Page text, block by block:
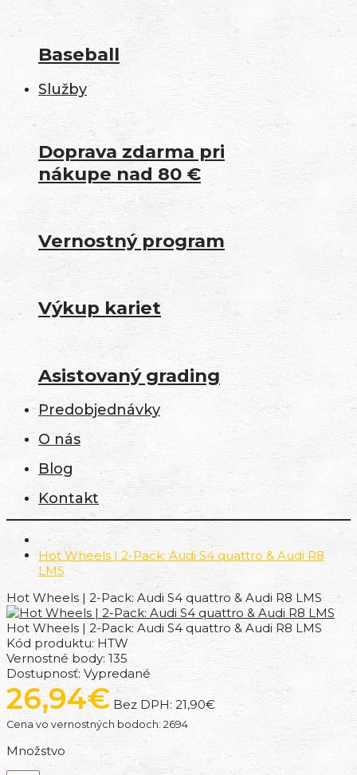
Baseball
Služby
Doprava zdarma pri
nákupe nad 80 €
Vernostný program
Výkup kariet
Asistovaný grading
Predobjednávky
O nás
Blog
Kontakt
Hot Wheels | 2-Pack: Audi S4 quattro & Audi R8
LMS
Hot Wheels | 2-Pack: Audi S4 quattro & Audi R8 LMS
Hot Wheels | 2-Pack: Audi S4 quattro & Audi R8 LMS
Kód produktu: HTW
Vernostné body: 135
Dostupnosť: Vypredané
26,94€ Bez DPH: 21,90€
Cena vo vernostných bodoch: 2694
Množstvo